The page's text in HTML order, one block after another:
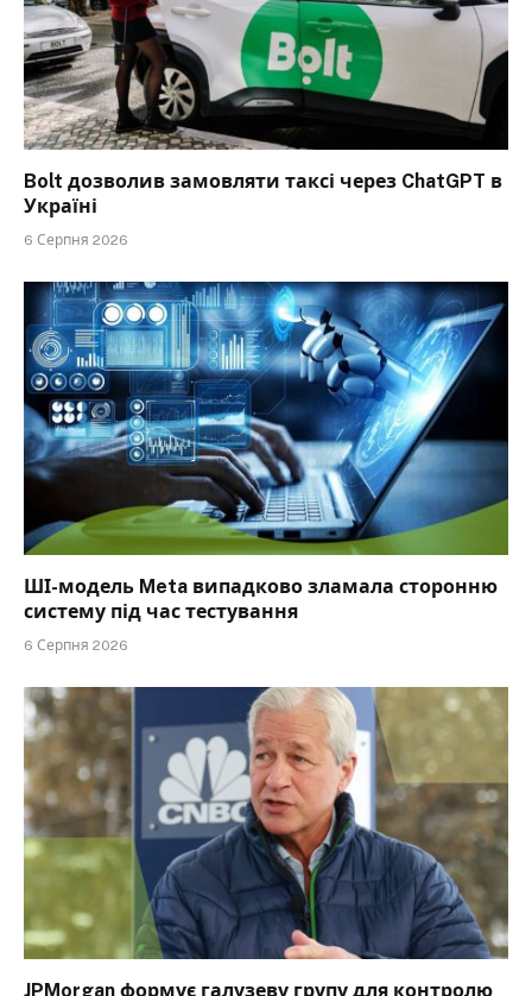
Bolt дозволив замовляти таксі через ChatGPT в
Україні
6 Серпня 2026
ШІ-модель Meta випадково зламала сторонню
систему під час тестування
6 Серпня 2026
JPMorgan формує галузеву групу для контролю